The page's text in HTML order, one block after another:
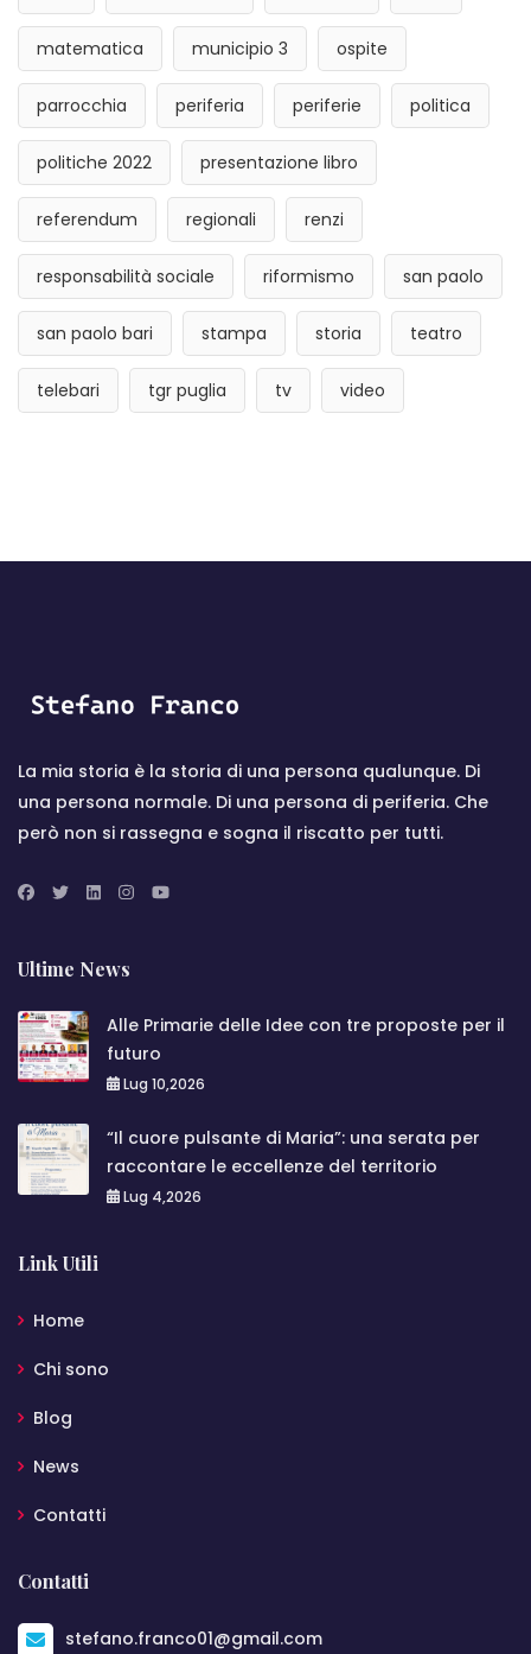
matematica municipio 3 ospite
parrocchia periferia periferie politica
politiche 2022 presentazione libro
referendum regionali renzi
responsabilità sociale riformismo san paolo
san paolo bari stampa storia teatro
telebari tgr puglia tv video
La mia storia è la storia di una persona qualunque. Di
una persona normale. Di una persona di periferia. Che
però non si rassegna e sogna il riscatto per tutti.
Ultime News
Alle Primarie delle Idee con tre proposte per il
futuro
Lug 10,2026
“Il cuore pulsante di Maria”: una serata per
raccontare le eccellenze del territorio
Lug 4,2026
Link Utili
Home
Chi sono
Blog
News
Contatti
Contatti
stefano.franco01@gmail.com